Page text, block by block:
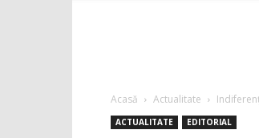
Acasă Actualitate
ACTUALITATE EDITORIAL